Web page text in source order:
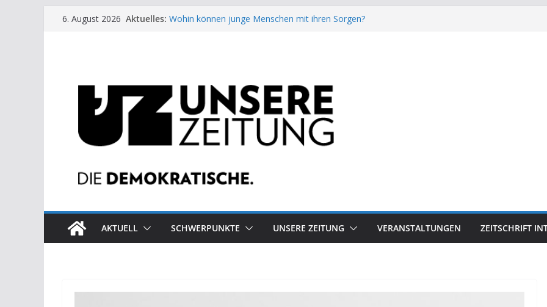
Zum6. August 2026 Aktuelles: Wohin können junge Menschen mit ihren Sorgen?
AKTUELL SCHWERPUNKTE UNSERE ZEITUNG VERANSTALTUNGEN ZEITSCHRIFT